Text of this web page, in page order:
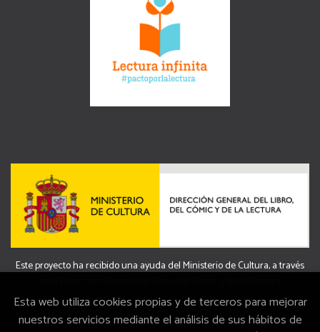
Este proyecto ha recibido una ayuda del Ministerio de Cultura, a través
Esta web utiliza cookies propias y de terceros para mejorar
nuestros servicios mediante el análisis de sus hábitos de